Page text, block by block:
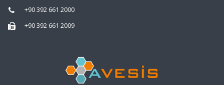
+90 392 661 2000
+90 392 661 2009